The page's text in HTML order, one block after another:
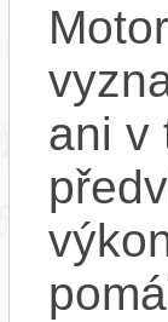
Motor
ani v